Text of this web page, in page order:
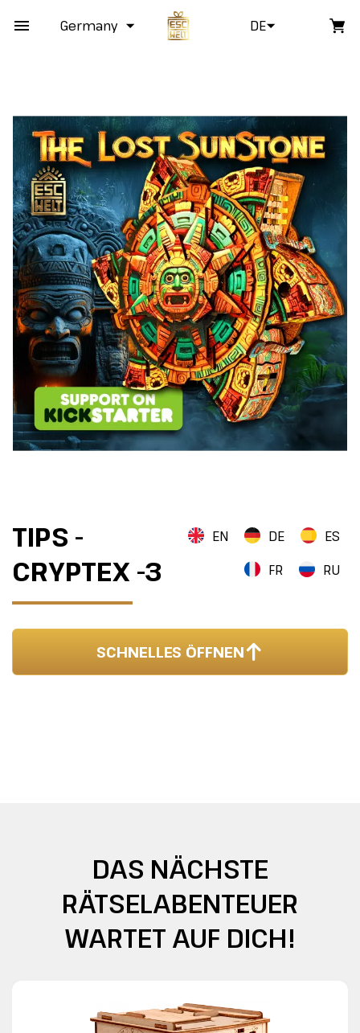
Germany DE
TIPS -
CRYPTEX -3
EN DE
ES
FR
RU
SCHNELLES ÖFFNEN
DAS NÄCHSTE
RÄTSELABENTEUER
WARTET AUF DICH!